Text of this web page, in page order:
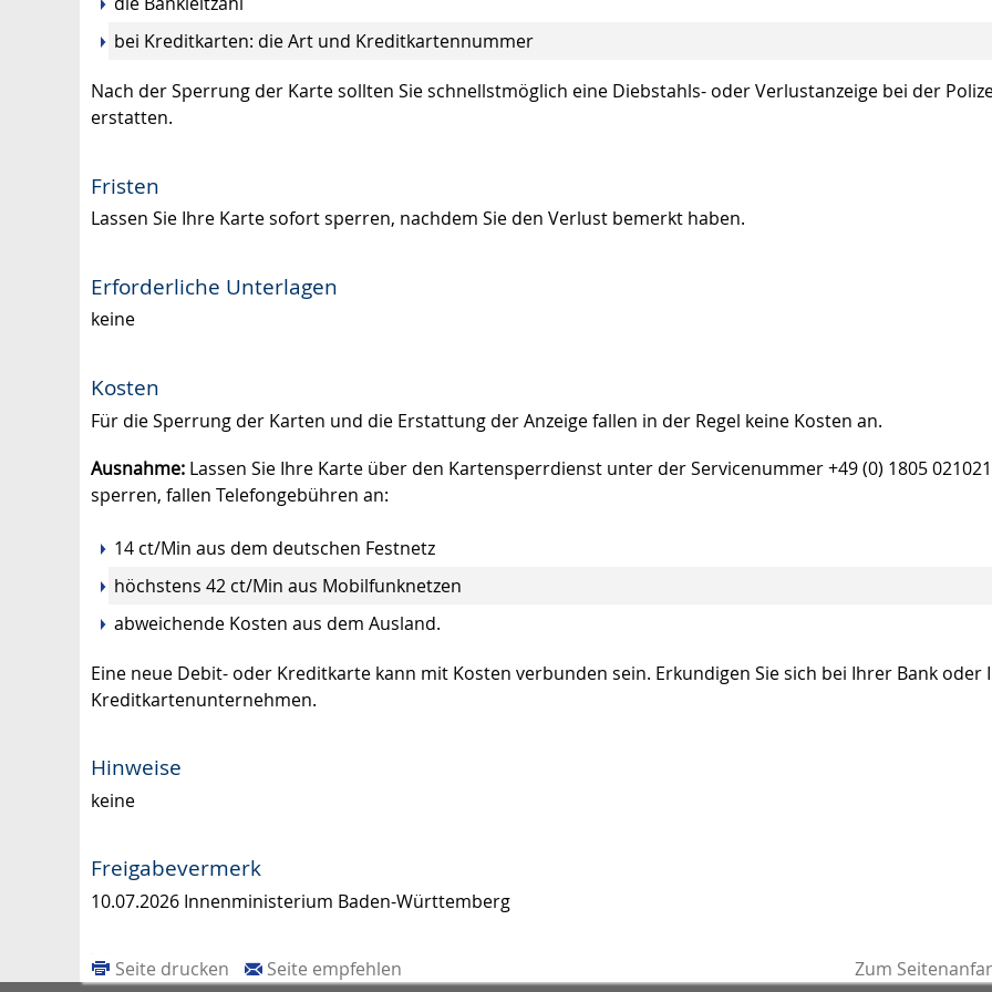
bei Kreditkarten: die Art und Kreditkartennummer
Nach der Sperrung der Karte sollten Sie schnellstmöglich eine Diebstahls- oder Verlustanzeige bei der
erstatten.
Fristen
Lassen Sie Ihre Karte sofort sperren, nachdem Sie den Verlust bemerkt haben.
Erforderliche Unterlagen
keine
Kosten
Für die Sperrung der Karten und die Erstattung der Anzeige fallen in der Regel keine Kosten an.
Ausnahme: Lassen Sie Ihre Karte über den Kartensperrdienst unter der Servicenummer +49 (0) 1805 021021
sperren, fallen Telefongebühren an:
14 ct/Min aus dem deutschen Festnetz
höchstens 42 ct/Min aus Mobilfunknetzen
abweichende Kosten aus dem Ausland.
Eine neue Debit- oder Kreditkarte kann mit Kosten verbunden sein. Erkundigen Sie sich bei Ihrer Bank oder
Kreditkartenunternehmen.
Hinweise
keine
Freigabevermerk
10.07.2026 Innenministerium Baden-Württemberg
Zum
Seite drucken Seite empfehlen